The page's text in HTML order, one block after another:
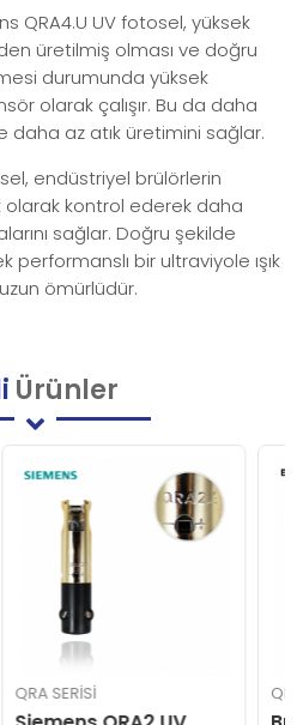
QRA4.U UV fotosel, yüksek
üretilmiş olması ve doğru
durumunda yüksek
olarak çalışır. Bu da daha
daha az atık üretimini sağlar.
endüstriyel brülörlerin
kontrol ederek daha
sağlar. Doğru şekilde
bir ultraviyole ışık
ömürlüdür.
Ürünler
QRA SERISI